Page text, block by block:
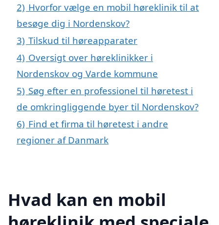
2) Hvorfor vælge en mobil høreklinik til at
besøge dig i Nordenskov?
3) Tilskud til høreapparater
4) Oversigt over høreklinikker i
Nordenskov og Varde kommune
5) Søg efter en professionel til høretest i
de omkringliggende byer til Nordenskov?
6) Find et firma til høretest i andre
regioner af Danmark
Hvad kan en mobil